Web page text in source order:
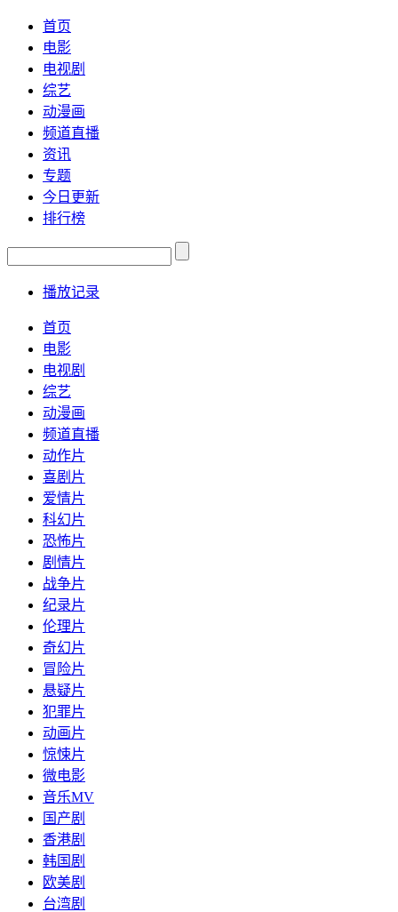
首页
电影
电视剧
综艺
动漫画
频道直播
资讯
专题
今日更新
排行榜
播放记录
首页
电影
电视剧
综艺
动漫画
频道直播
动作片
喜剧片
爱情片
科幻片
恐怖片
剧情片
战争片
纪录片
伦理片
奇幻片
冒险片
悬疑片
犯罪片
动画片
惊悚片
微电影
音乐MV
国产剧
香港剧
韩国剧
欧美剧
台湾剧